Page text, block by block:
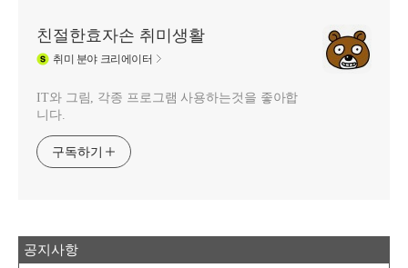
친절한효자손 취미생활
취미 분야 크리에이터
IT와 그림, 각종 프로그램 사용하는것을 좋아합
니다.
구독하기
공지사항